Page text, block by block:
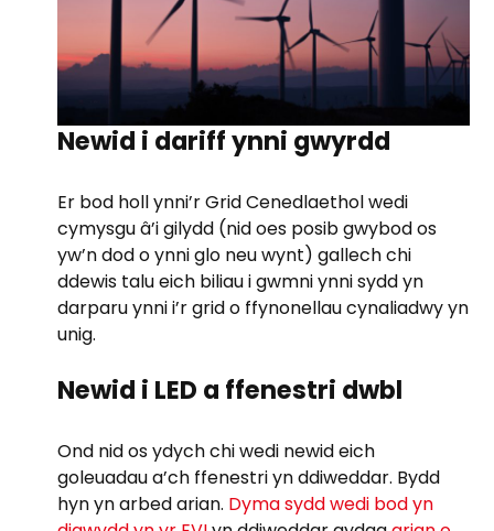
Newid i dariff ynni gwyrdd
Er bod holl ynni’r Grid Cenedlaethol wedi
cymysgu â’i gilydd (nid oes posib gwybod os
yw’n dod o ynni glo neu wynt) gallech chi
ddewis talu eich biliau i gwmni ynni sydd yn
darparu ynni i’r grid o ffynonellau cynaliadwy yn
unig.
Newid i LED a ffenestri dwbl
Ond nid os ydych chi wedi newid eich
goleuadau a’ch ffenestri yn ddiweddar. Bydd
hyn yn arbed arian. Dyma sydd wedi bod yn